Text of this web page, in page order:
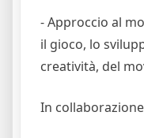
- Approccio al
il gioco, lo
creatività, del
In